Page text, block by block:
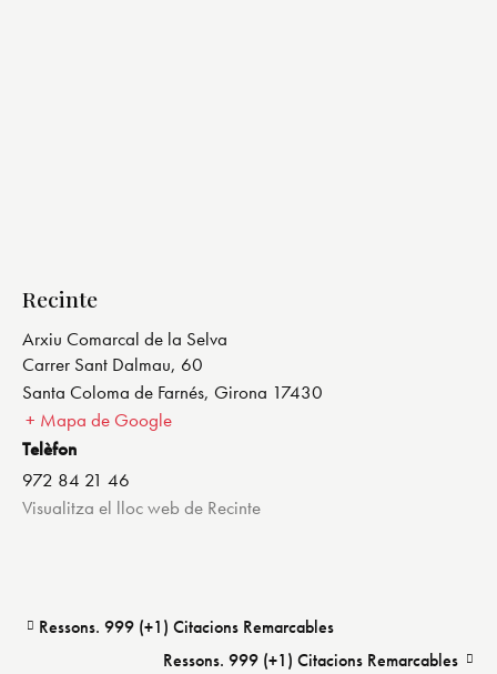
Recinte
Arxiu Comarcal de la Selva
Carrer Sant Dalmau, 60
Santa Coloma de Farnés, Girona 17430
+ Mapa de Google
Telèfon
972 84 21 46
Visualitza el lloc web de Recinte
Ressons. 999 (+1) Citacions Remarcables
Ressons. 999 (+1) Citacions Remarcables